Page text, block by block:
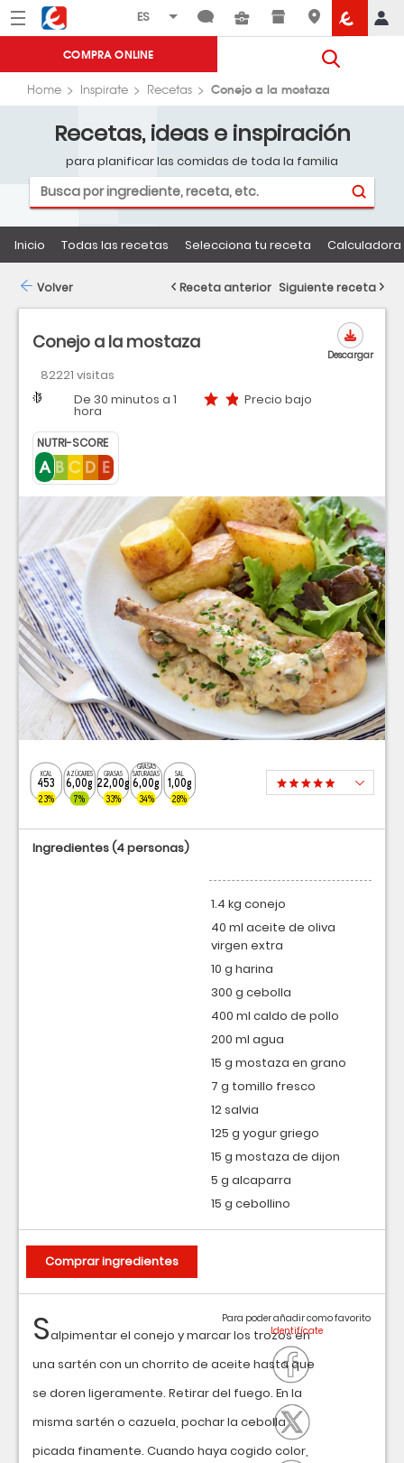
Menú Eroski
COMPRA ONLINE
Home Inspirate Recetas Conejo a la mostaza
Recetas, ideas e inspiración
para planificar las comidas de toda la familia
Inicio Todas las recetas Selecciona tu receta
Conejo a la mostaza
82221 visitas
Dificultad
Tiempo De 30 minutos a 1
hora
Precio bajo Precio bajo
NUTRI-SCORE
Descargar
KCAL
453
23%
AZÚCARES
6,00g
7%
GRASAS
22,00g
33%
GRASAS
SATURADAS
6,00g
34%
SAL
1,00g
28%
Salpimentar el conejo y marcar los trozos en
una sartén con un chorrito de aceite hasta que
se doren ligeramente. Retirar del fuego. En la
misma sartén o cazuela, pochar la cebolla
picada finamente. Cuando haya cogido color,
Para poder añadir como favorito
Ingredientes(4 personas)
1.4 kg conejo
40 ml aceite de oliva
virgen extra
10 g harina
300 g cebolla
400 ml caldo de pollo
200 ml agua
15 g mostaza en grano
7 g tomillo fresco
12 salvia
125 g yogur griego
15 g mostaza de dijon
5 g alcaparra
15 g cebollino
Comprar ingredientes
Volver Receta anterior Siguiente receta